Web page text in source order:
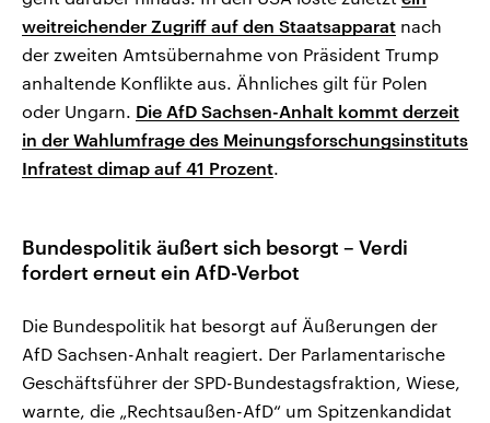
weitreichender Zugriff auf den Staatsapparat nach
der zweiten Amtsübernahme von Präsident Trump
anhaltende Konflikte aus. Ähnliches gilt für Polen
oder Ungarn. Die AfD Sachsen-Anhalt kommt derzeit
in der Wahlumfrage des Meinungsforschungsinstituts
Infratest dimap auf 41 Prozent.
Bundespolitik äußert sich besorgt – Verdi
fordert erneut ein AfD-Verbot
Die Bundespolitik hat besorgt auf Äußerungen der
AfD Sachsen-Anhalt reagiert. Der Parlamentarische
Geschäftsführer der SPD-Bundestagsfraktion, Wiese,
warnte, die „Rechtsaußen-AfD“ um Spitzenkandidat